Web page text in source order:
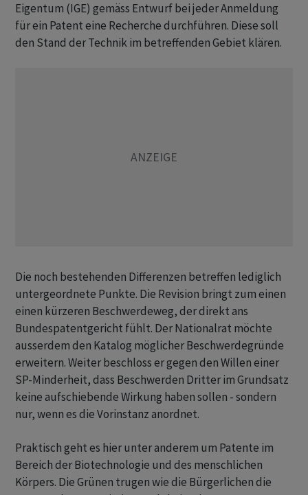
Eigentum (IGE) gemäss Entwurf bei jeder Anmeldung
für ein Patent eine Recherche durchführen. Diese soll
den Stand der Technik im betreffenden Gebiet klären.
Die noch bestehenden Differenzen betreffen lediglich
untergeordnete Punkte. Die Revision bringt zum einen
einen kürzeren Beschwerdeweg, der direkt ans
Bundespatentgericht fühlt. Der Nationalrat möchte
ausserdem den Katalog möglicher Beschwerdegründe
erweitern. Weiter beschloss er gegen den Willen einer
SP-Minderheit, dass Beschwerden Dritter im Grundsatz
keine aufschiebende Wirkung haben sollen - sondern
nur, wenn es die Vorinstanz anordnet.
Praktisch geht es hier unter anderem um Patente im
Bereich der Biotechnologie und des menschlichen
Körpers. Die Grünen trugen wie die Bürgerlichen die